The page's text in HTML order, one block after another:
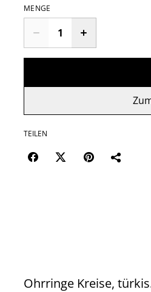
MENGE
TEILEN
Ohrringe Kreise,